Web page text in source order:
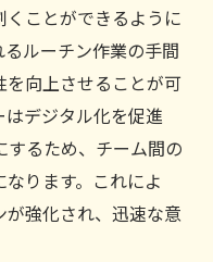
ことができるように
ルーチン作業の手間
を向上させることが可
デジタル化を促進
するため、チーム間の
ります。これによ
が強化され、迅速な意